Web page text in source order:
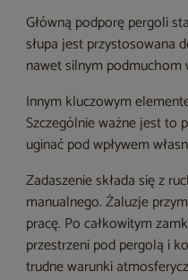
Główną podporę pergoli
słupa jest przystosowana
nawet silnym podmuchom
Innym kluczowym
Szczególnie ważne jest to
uginać pod wpływem
Zadaszenie składa się z
manualnego. Żaluzje
pracę. Po całkowitym
przestrzeni pod pergolą i
trudne warunki